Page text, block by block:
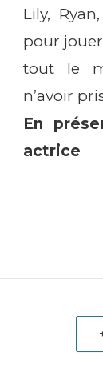
Lily,
pour
tout le
n’avoir
En
actrice